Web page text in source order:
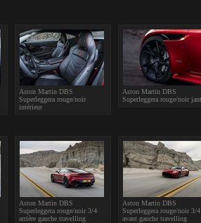
Aston Martin DBS
Superleggera rouge/noir
intérieur
Aston Martin DBS
Superleggera rouge/noir
Aston Martin DBS
Superleggera rouge/noir 3/4
arrière gauche travelling
Aston Martin DBS
Superleggera rouge/noir 3/4
avant gauche travelling